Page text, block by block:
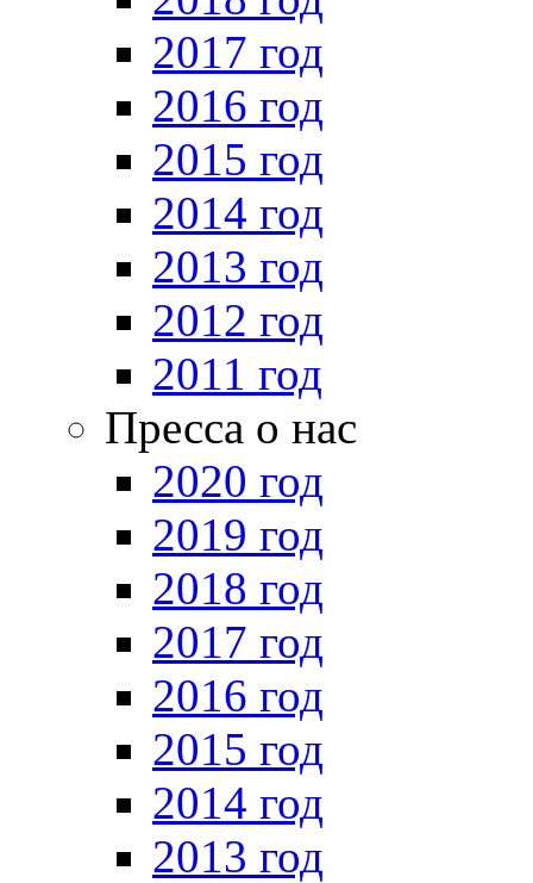
2017 год
2016 год
2015 год
2014 год
2013 год
2012 год
2011 год
Пресса о нас
2020 год
2019 год
2018 год
2017 год
2016 год
2015 год
2014 год
2013 год